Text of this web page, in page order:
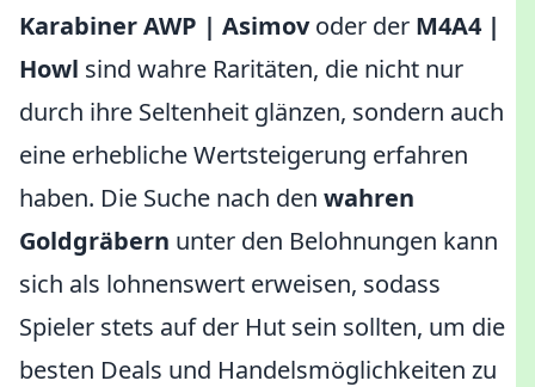
Karabiner AWP | Asimovoder der M4A4 |
Howl sind wahre Raritäten, die nicht nur
durch ihre Seltenheit glänzen, sondern auch
eine erhebliche Wertsteigerung erfahren
haben. Die Suche nach den wahren
Goldgräbern unter den Belohnungen kann
sich als lohnenswert erweisen, sodass
Spieler stets auf der Hut sein sollten, um die
besten Deals und Handelsmöglichkeiten zu